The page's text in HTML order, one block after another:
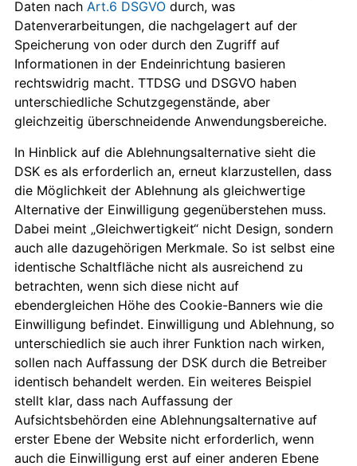
Daten nach Art.6 DSGVO durch, was
Datenverarbeitungen, die nachgelagert auf der
Speicherung von oder durch den Zugriff auf
Informationen in der Endeinrichtung basieren
rechtswidrig macht. TTDSG und DSGVO haben
unterschiedliche Schutzgegenstände, aber
gleichzeitig überschneidende Anwendungsbereiche.
In Hinblick auf die Ablehnungsalternative sieht die
DSK es als erforderlich an, erneut klarzustellen, dass
die Möglichkeit der Ablehnung als gleichwertige
Alternative der Einwilligung gegenüberstehen muss.
Dabei meint „Gleichwertigkeit“ nicht Design, sondern
auch alle dazugehörigen Merkmale. So ist selbst eine
identische Schaltfläche nicht als ausreichend zu
betrachten, wenn sich diese nicht auf
ebendergleichen Höhe des Cookie-Banners wie die
Einwilligung befindet. Einwilligung und Ablehnung, so
unterschiedlich sie auch ihrer Funktion nach wirken,
sollen nach Auffassung der DSK durch die Betreiber
identisch behandelt werden. Ein weiteres Beispiel
stellt klar, dass nach Auffassung der
Aufsichtsbehörden eine Ablehnungsalternative auf
erster Ebene der Website nicht erforderlich, wenn
auch die Einwilligung erst auf einer anderen Ebene